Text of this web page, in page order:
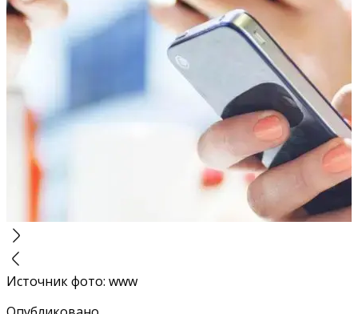
Источник фото: www